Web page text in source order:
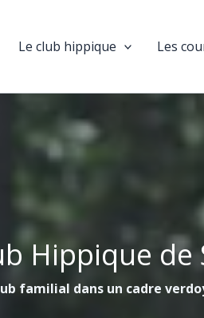
Le club hippique Les
Hippique de
familial dans un cadre